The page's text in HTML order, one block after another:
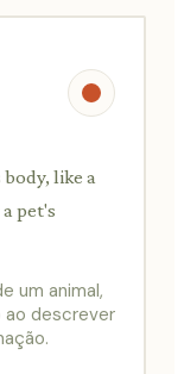
like a
pet's
um animal,
ao descrever